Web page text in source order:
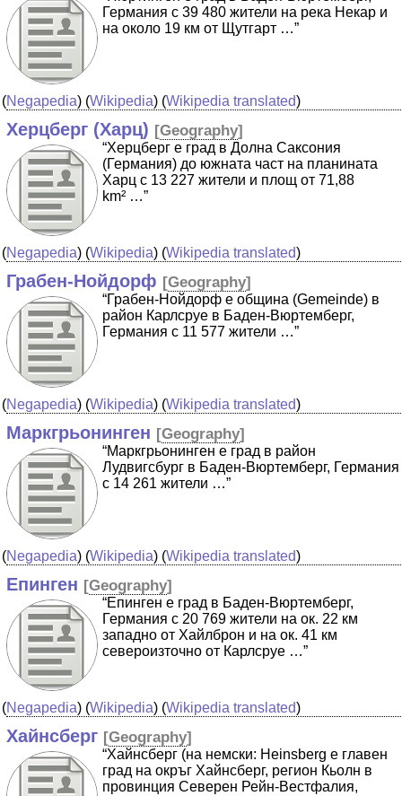
Германия с 39 480 жители на река Некар и
на около 19 км от Щутгарт …”
(Negapedia) (Wikipedia) (Wikipedia translated)
Херцберг (Харц) [Geography]
“Херцберг е град в Долна Саксония
(Германия) до южната част на планината
Харц с 13 227 жители и площ от 71,88
km² …”
(Negapedia) (Wikipedia) (Wikipedia translated)
Грабен-Нойдорф [Geography]
“Грабен-Нойдорф е община (Gemeinde) в
район Карлсруе в Баден-Вюртемберг,
Германия с 11 577 жители …”
(Negapedia) (Wikipedia) (Wikipedia translated)
Маркгрьонинген [Geography]
“Маркгрьонинген е град в район
Лудвигсбург в Баден-Вюртемберг, Германия
с 14 261 жители …”
(Negapedia) (Wikipedia) (Wikipedia translated)
Епинген [Geography]
“Епинген е град в Баден-Вюртемберг,
Германия с 20 769 жители на ок. 22 км
западно от Хайлброн и на ок. 41 км
североизточно от Карлсруе …”
(Negapedia) (Wikipedia) (Wikipedia translated)
Хайнсберг [Geography]
“Хайнсберг (на немски: Heinsberg е главен
град на окръг Хайнсберг, регион Кьолн в
провинция Северен Рейн-Вестфалия,